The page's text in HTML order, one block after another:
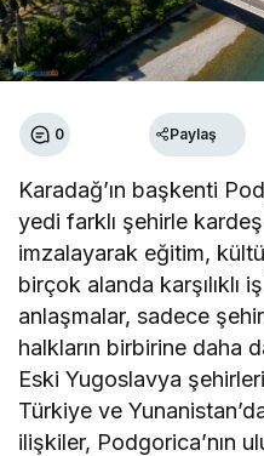
0 Paylaş
Karadağ’ın başkenti
yedi farklı şehirle
imzalayarak eğitim,
birçok alanda karşılıklı
anlaşmalar, sadece
halkların birbirine daha
Eski Yugoslavya
Türkiye ve
ilişkiler, Podgorica’nın